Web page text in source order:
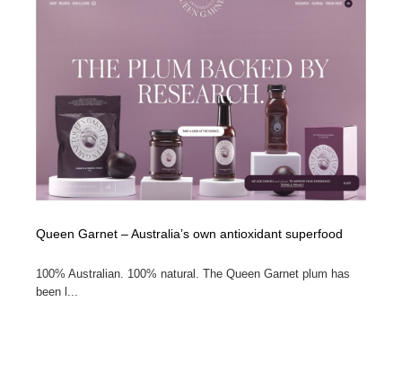
Queen Garnet – Australia’s own antioxidant superfood
100% Australian. 100% natural. The Queen Garnet plum has
been l...